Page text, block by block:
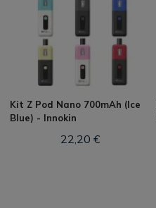
Kit Z Pod Nano 700mAh (Ice
Blue) - Innokin
22,20 €